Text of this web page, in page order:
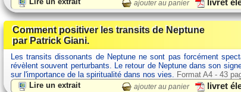
ajouter au panier livret
Comment positiver les transits de Neptune
par Patrick Giani.
Les transits dissonants de Neptune ne sont pas forcément
révèlent souvent perturbants. Le retour de Neptune dans son
sur l'importance de la spiritualité dans nos vies. Format A4 - 43
Lire un extrait
ajouter au panier livret